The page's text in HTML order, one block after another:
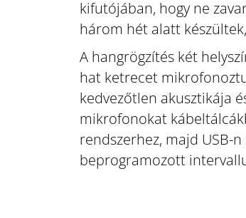
kifutójában, hogy ne
három hét alatt
A hangrögzítés két
hat ketrecet
kedvezőtlen akusztikája
mikrofonokat
rendszerhez, majd USB-
beprogramozott